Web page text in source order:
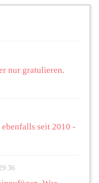
nur gratulieren.
seit 2010 -